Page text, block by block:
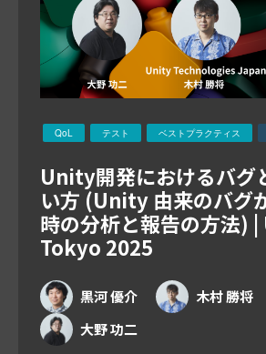
QoL テスト ベストプラクティス
Unity開発におけるバグ
い方 (Unity 由来のバグ
時の分析と報告の方法)
Tokyo 2025
黒河 優介
木村 勝将
大野 功二